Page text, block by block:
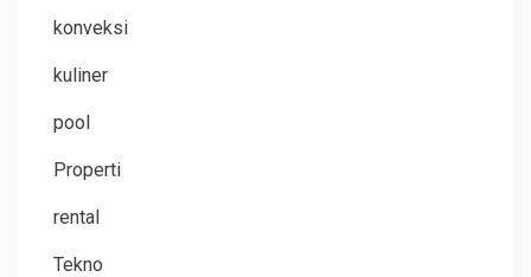
konveksi
kuliner
pool
Properti
rental
Tekno